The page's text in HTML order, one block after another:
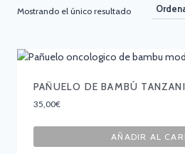
Mostrando el único resultado
PAÑUELO DE BAMBÚ
35,00€
AÑADIR AL